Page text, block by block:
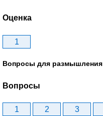
Оценка
1
Вопросы для размышления
Вопросы
1 2 3